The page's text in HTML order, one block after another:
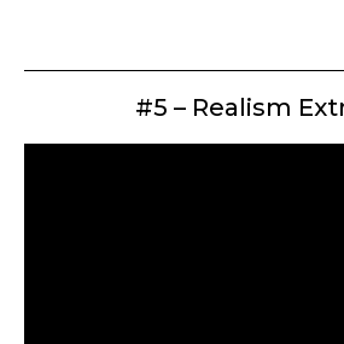
#5 – Realism